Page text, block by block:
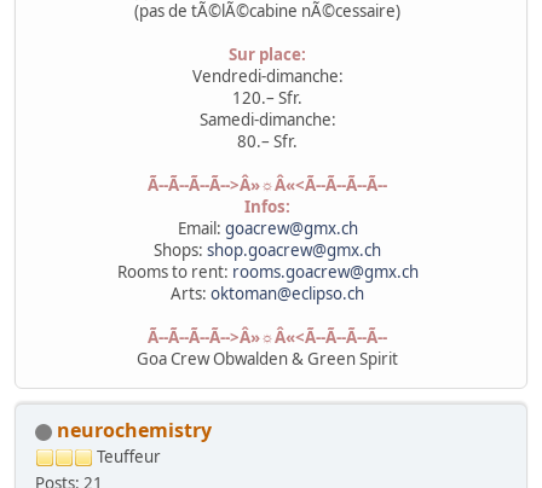
(pas de tÃ©lÃ©cabine nÃ©cessaire)
Sur place:
Vendredi-dimanche:
120.– Sfr.
Samedi-dimanche:
80.– Sfr.
Ã--Ã--Ã--Ã-->Â»☼Â«<Ã--Ã--Ã--Ã--
Infos:
Email: goacrew@gmx.ch
Shops: shop.goacrew@gmx.ch
Rooms to rent: rooms.goacrew@gmx.ch
Arts: oktoman@eclipso.ch
Ã--Ã--Ã--Ã-->Â»☼Â«<Ã--Ã--Ã--Ã--
Goa Crew Obwalden & Green Spirit
neurochemistry
Teuffeur
Posts: 21